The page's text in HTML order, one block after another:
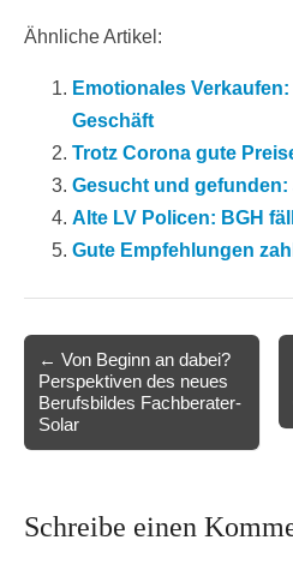
Ähnliche Artikel:
Emotionales
Geschäft
Trotz Corona gute
Gesucht und gefunden:
Alte LV Policen: BGH
Gute Empfehlungen
Post
navigation
← Von Beginn an dabei?
Perspektiven des neues
Berufsbildes Fachberater-
Solar
Schreibe einen